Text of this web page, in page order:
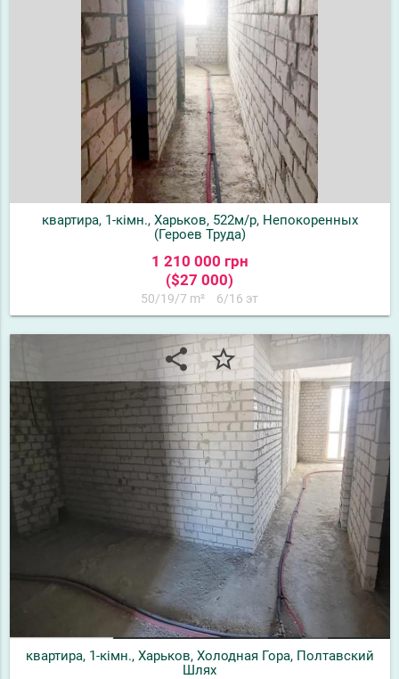
квартира, 1-кімн., Харьков, 522м/р, Непокоренных
(Героев Труда)
1 210 000 грн
($27 000)
50/19/7 m² 6/16 эт
share star_border
квартира, 1-кімн., Харьков, Холодная Гора, Полтавский
Шлях